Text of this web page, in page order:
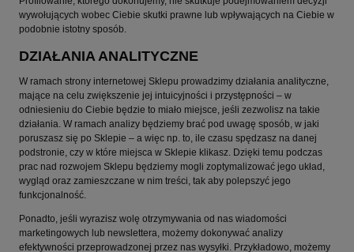
wywołujących wobec Ciebie skutki prawne lub wpływających na Ciebie w
podobnie istotny sposób.
DZIAŁANIA ANALITYCZNE
W ramach strony internetowej Sklepu prowadzimy działania analityczne,
mające na celu zwiększenie jej intuicyjności i przystępności – w
odniesieniu do Ciebie będzie to miało miejsce, jeśli zezwolisz na takie
działania. W ramach analizy będziemy brać pod uwagę sposób, w jaki
poruszasz się po Sklepie – a więc np. to, ile czasu spędzasz na danej
podstronie, czy w które miejsca w Sklepie klikasz. Dzięki temu podczas
prac nad rozwojem Sklepu będziemy mogli zoptymalizować jego układ,
wygląd oraz zamieszczane w nim treści, tak aby polepszyć jego
funkcjonalność.
Ponadto, jeśli wyrazisz wolę otrzymywania od nas wiadomości
marketingowych lub newslettera, możemy dokonywać analizy
efektywności przeprowadzonej przez nas wysyłki. Przykładowo, możemy